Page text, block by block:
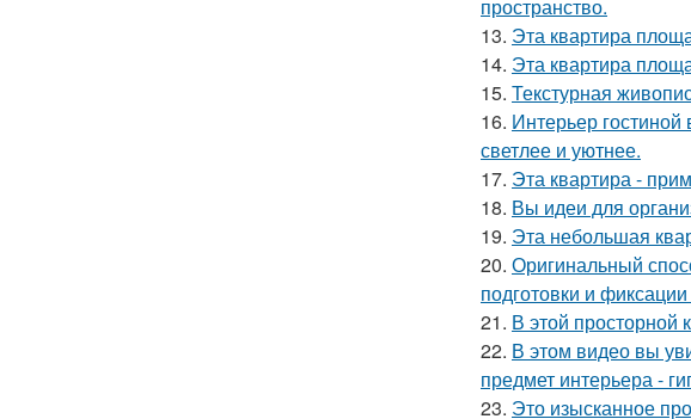
пространство.
13. Эта квартира
14. Эта квартира
15. Текстурная
16. Интерьер
светлее и уютнее.
17. Эта квартира -
18. Вы идеи для
19. Эта небольшая
20. Оригинальный
подготовки и
21. В этой просторной
22. В этом видео вы
предмет интерьера -
23. Это изысканное